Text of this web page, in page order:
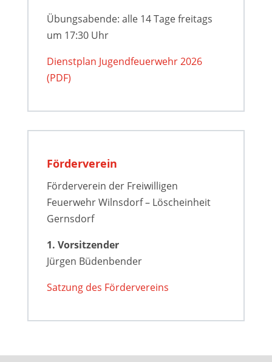
Übungsabende: alle 14 Tage freitags
um 17:30 Uhr
Dienstplan Jugendfeuerwehr 2026
(PDF)
Förderverein
Förderverein der Freiwilligen
Feuerwehr Wilnsdorf – Löscheinheit
Gernsdorf
1. Vorsitzender
Jürgen Büdenbender
Satzung des Fördervereins